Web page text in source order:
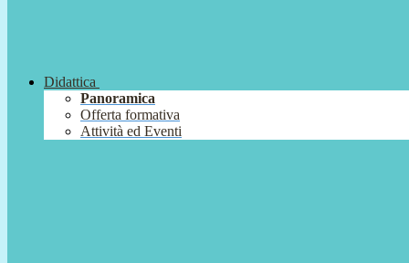
Didattica
Panoramica
Offerta formativa
Attività ed Eventi